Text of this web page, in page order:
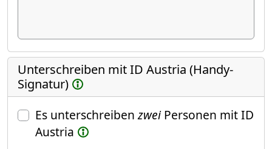
Unterschreiben mit ID Austria (Handy-
Signatur)
Es unterschreibenzweiPersonen mit ID
Austria